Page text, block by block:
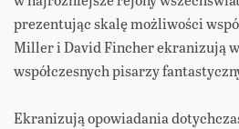
prezentując skalę możliwości
Miller i David Fincher ekranizują w
współczesnych pisarzy
Ekranizują opowiadania